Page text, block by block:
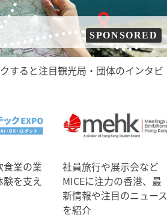
SPONSORED
すると注目観光局・団体のインタビ
業の業
を支え
社員旅行や展示会など
MICEに注力の香港、最
新情報や注目のニュース
を紹介